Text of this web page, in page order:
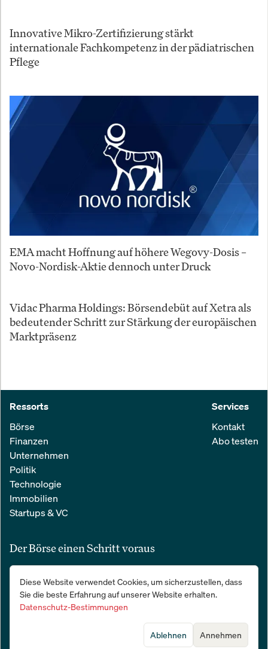
Innovative Mikro-Zertifizierung stärkt
internationale Fachkompetenz in der pädiatrischen
Pflege
EMA macht Hoffnung auf höhere Wegovy-Dosis –
Novo-Nordisk-Aktie dennoch unter Druck
Vidac Pharma Holdings: Börsendebüt auf Xetra als
bedeutender Schritt zur Stärkung der europäischen
Marktpräsenz
Ressorts
Börse
Finanzen
Unternehmen
Politik
Technologie
Immobilien
Startups & VC
Services
Kontakt
Abo testen
Der Börse einen Schritt voraus
Alle relevanten Nachrichten aus Wirtschaft und Finanzen in einer
einfachen E-Mail. 100 % kostenlos:
Diese Website verwendet Cookies, um sicherzustellen, dass
Sie die beste Erfahrung auf unserer Website erhalten.
Datenschutz-Bestimmungen
Annehmen
Ablehnen